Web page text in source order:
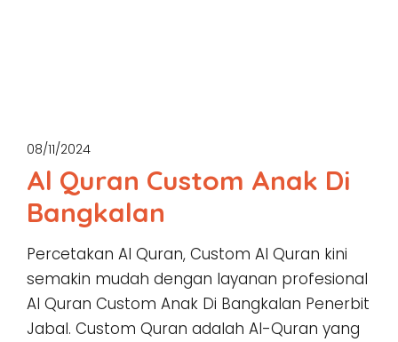
08/11/2024
Al Quran Custom Anak Di
Bangkalan
Percetakan Al Quran, Custom Al Quran kini
semakin mudah dengan layanan profesional
Al Quran Custom Anak Di Bangkalan Penerbit
Jabal. Custom Quran adalah Al-Quran yang